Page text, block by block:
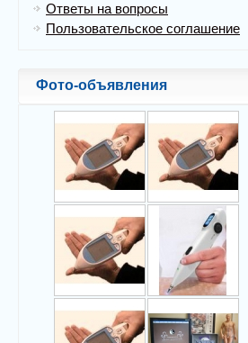
Ответы на вопросы
Пользовательское соглашение
Фото-объявления